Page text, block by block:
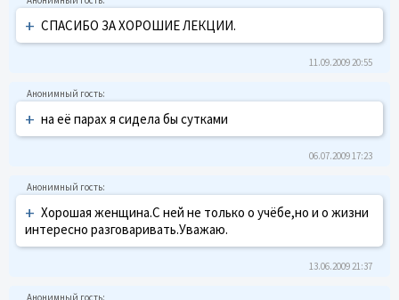
+ СПАСИБО ЗА ХОРОШИЕ ЛЕКЦИИ.
11.09.2009 20:55
+ на её парах я сидела бы сутками
06.07.2009 17:23
+ Хорошая женщина.С ней не только о учёбе,но и о жизни
интересно разговаривать.Уважаю.
13.06.2009 21:37